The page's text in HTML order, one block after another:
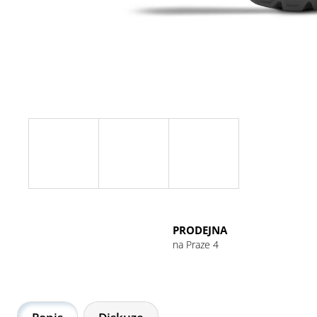
PRODEJNA
na Praze 4
GU ENERGY GEL 32G CHOCOLATE